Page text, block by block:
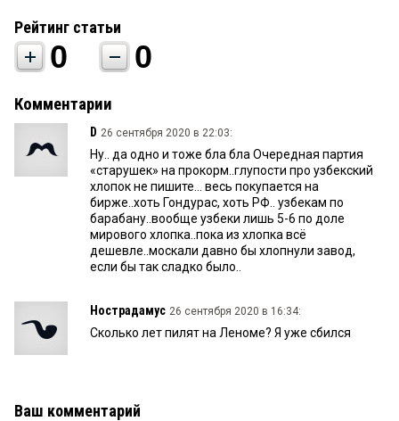
Рейтинг статьи
0 0
Комментарии
D 26 сентября 2020 в 22:03:
Ну.. да одно и тоже бла бла Очередная партия
«старушек» на прокорм..глупости про узбекский
хлопок не пишите... весь покупается на
бирже..хоть Гондурас, хоть РФ.. узбекам по
барабану..вообще узбеки лишь 5-6 по доле
мирового хлопка..пока из хлопка всё
дешевле..москали давно бы хлопнули завод,
если бы так сладко было..
Нострадамус 26 сентября 2020 в 16:34:
Сколько лет пилят на Леноме? Я уже сбился
Ваш комментарий